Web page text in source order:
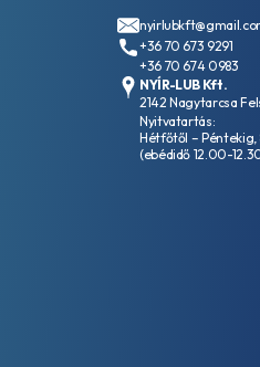
+36 70 673 9291
+36 70 674 0983
NYÍR-LUB Kft.
2142 Nagytarcsa
Nyitvatartás:
Hétfőtől –
(ebédidő 12.00-